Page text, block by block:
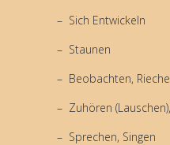
Sich Entwickeln
Staunen
Beobachten,
Zuhören
Sprechen, Singen